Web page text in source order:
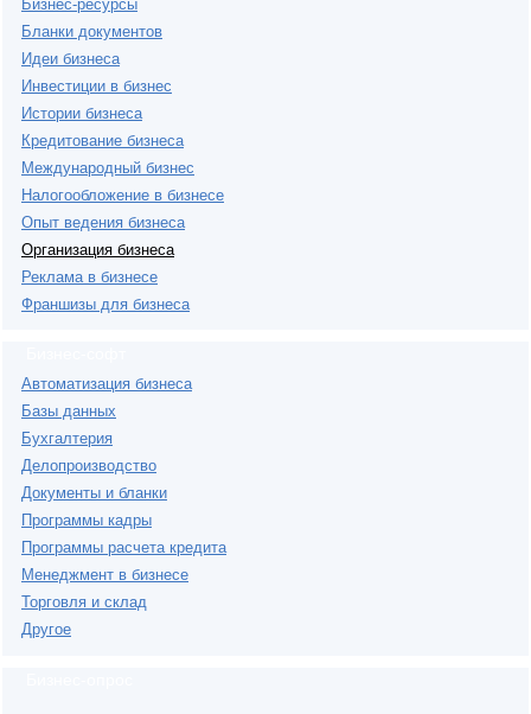
Бизнес-ресурсы
Бланки документов
Идеи бизнеса
Инвестиции в бизнес
Истории бизнеса
Кредитование бизнеса
Международный бизнес
Налогообложение в бизнесе
Опыт ведения бизнеса
Организация бизнеса
Реклама в бизнесе
Франшизы для бизнеса
Автоматизация бизнеса
Базы данных
Бухгалтерия
Делопроизводство
Документы и бланки
Программы кадры
Программы расчета кредита
Менеджмент в бизнесе
Торговля и склад
Другое